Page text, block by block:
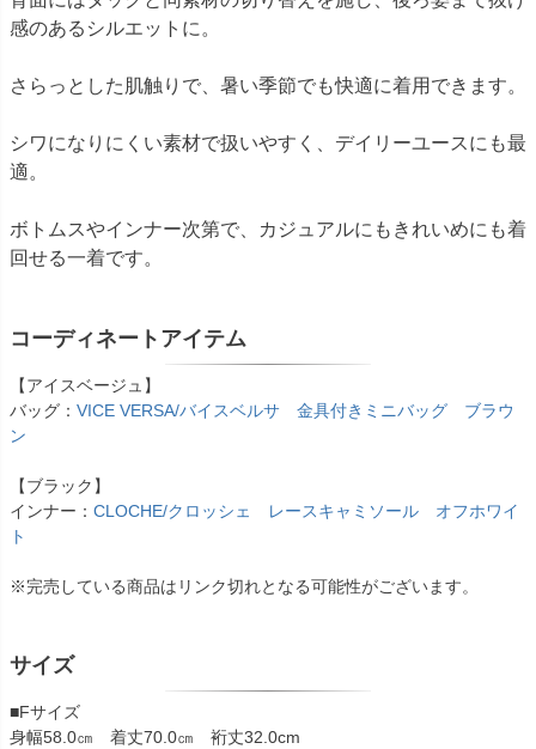
感のあるシルエットに。
さらっとした肌触りで、暑い季節でも快適に着用できます。
シワになりにくい素材で扱いやすく、デイリーユースにも最
適。
ボトムスやインナー次第で、カジュアルにもきれいめにも着
回せる一着です。
コーディネートアイテム
【アイスベージュ】
バッグ： VICE VERSA/バイスベルサ 金具付きミニバッグ ブラウ
ン
【ブラック】
インナー： CLOCHE/クロッシェ レースキャミソール オフホワイ
ト
※完売している商品はリンク切れとなる可能性がございます。
サイズ
■Fサイズ
身幅58.0㎝ 着丈70.0㎝ 裄丈32.0cm